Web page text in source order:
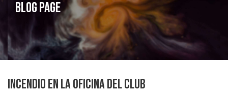
Blog Page
INCENDIO EN LA OFICINA DEL CLUB